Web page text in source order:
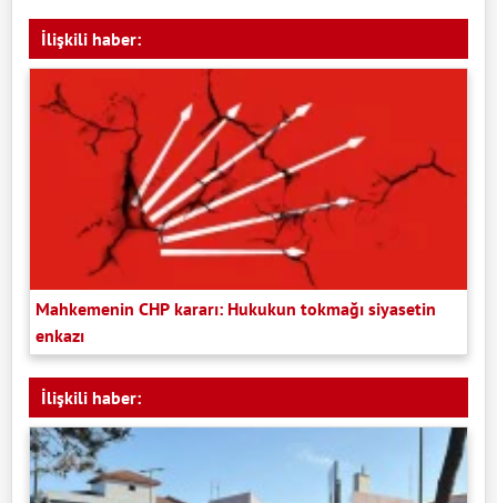
İlişkili haber:
Mahkemenin CHP kararı: Hukukun tokmağı siyasetin
enkazı
İlişkili haber: